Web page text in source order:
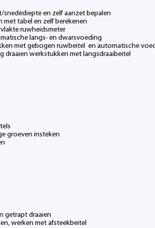
snedediepte en zelf aanzet bepalen
met tabel en zelf berekenen
ruwheidsmeter
langs- en dwarsvoeding
met gebogen ruwbeitel en automatische
draaien werkstukken met langsdraaibeitel
groeven insteken
getrapt draaien
werken met afsteekbeitel